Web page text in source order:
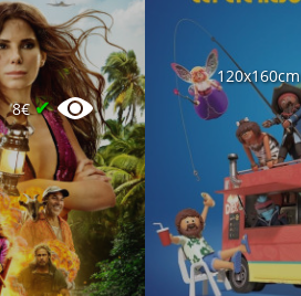
8€✔
120x160cm